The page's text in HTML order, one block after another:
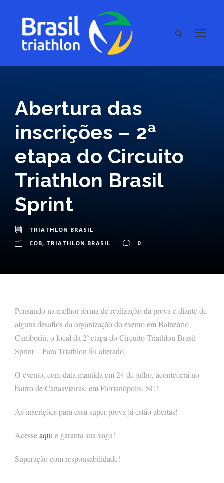
Abertura das
inscrições – 2ª
etapa do Circuito
Triathlon Brasil
Sprint
TRIATHLON BRASIL
COB, TRIATHLON BRASIL 0
Pensando na melhor forma de realização da prova e diante de
alguns desafios da organização do evento em Balneário
Camboriú, o local da 2ª etapa do Circuito Triathlon Brasil
Sprint + Para Triathlon foi alterado.
O evento, com data mantida em 24 de julho, acontecerá no
bairro de Canasvieiras, em Florianópolis, SC!
As inscrições para essa super prova já estão abertas!
Acesseaquie garanta sua vaga!
Superação com responsabilidade!